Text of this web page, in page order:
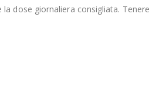
dose giornaliera consigliata. Tenere